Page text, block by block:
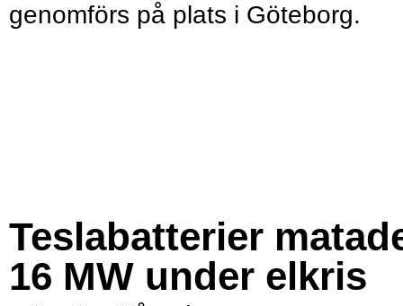
genomförs på plats i Göteborg.
Teslabatterier
16 MW under elkris